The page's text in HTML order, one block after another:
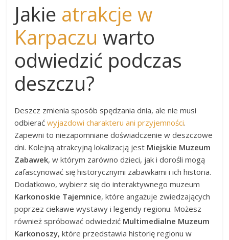
Jakie atrakcje w
Karpaczu warto
odwiedzić podczas
deszczu?
Deszcz zmienia sposób spędzania dnia, ale nie musi
odbieraćwyjazdowi charakteru ani przyjemności.
Zapewni to niezapomniane doświadczenie w deszczowe
dni. Kolejną atrakcyjną lokalizacją jest Miejskie Muzeum
Zabawek, w którym zarówno dzieci, jak i dorośli mogą
zafascynować się historycznymi zabawkami i ich historia.
Dodatkowo, wybierz się do interaktywnego muzeum
Karkonoskie Tajemnice, które angażuje zwiedzających
poprzez ciekawe wystawy i legendy regionu. Możesz
również spróbować odwiedzić Multimedialne Muzeum
Karkonoszy, które przedstawia historię regionu w